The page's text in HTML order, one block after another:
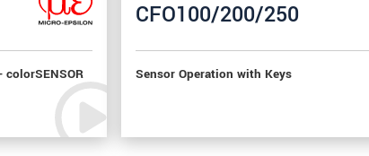
CFO100/200/250
Sensor Operation with Keys